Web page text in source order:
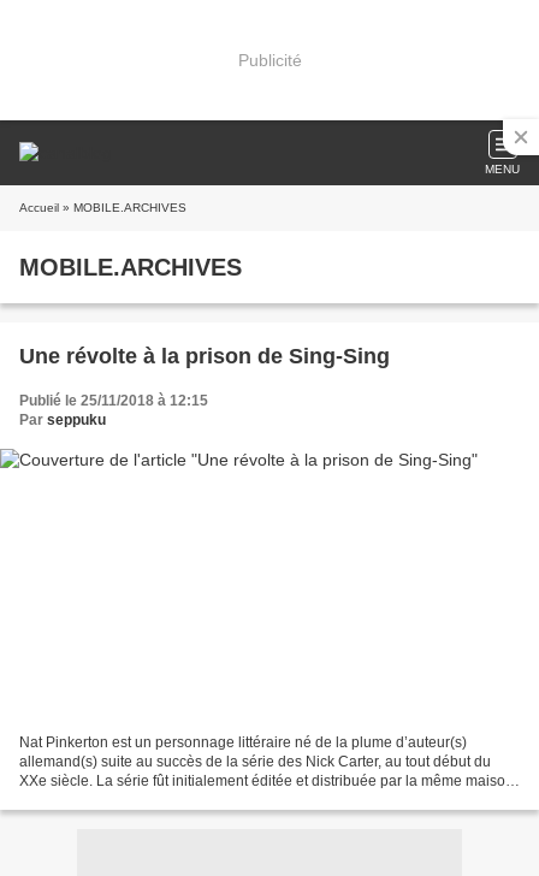
Publicité
MENU
Accueil » MOBILE.ARCHIVES
MOBILE.ARCHIVES
Une révolte à la prison de Sing-Sing
Publié le 25/11/2018 à 12:15
Par seppuku
Nat Pinkerton est un personnage littéraire né de la plume d’auteur(s)
allemand(s) suite au succès de la série des Nick Carter, au tout début du
XXe siècle. La série fût initialement éditée et distribuée par la même maison